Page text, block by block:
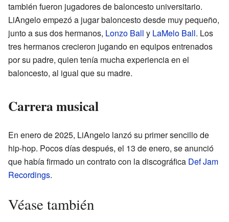
también fueron jugadores de baloncesto universitario.
LiAngelo empezó a jugar baloncesto desde muy pequeño,
junto a sus dos hermanos, Lonzo Ball y LaMelo Ball. Los
tres hermanos crecieron jugando en equipos entrenados
por su padre, quien tenía mucha experiencia en el
baloncesto, al igual que su madre.
Carrera musical
En enero de 2025, LiAngelo lanzó su primer sencillo de
hip-hop. Pocos días después, el 13 de enero, se anunció
que había firmado un contrato con la discográfica Def Jam
Recordings.
Véase también